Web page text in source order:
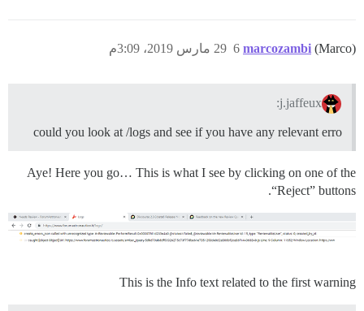
marcozambi (Marco) 29 مارس 2019، 3:09م 6
j.jaffeux:
could you look at /logs and see if you have any relevant erro
Aye! Here you go… This is what I see by clicking on one of the
“Reject” buttons.
This is the Info text related to the first warning